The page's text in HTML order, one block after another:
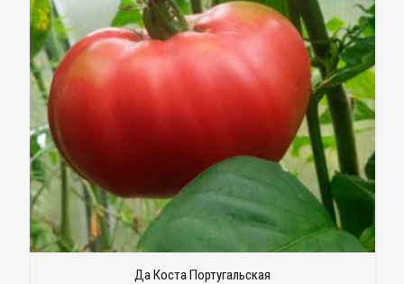
Да Коста Португальская